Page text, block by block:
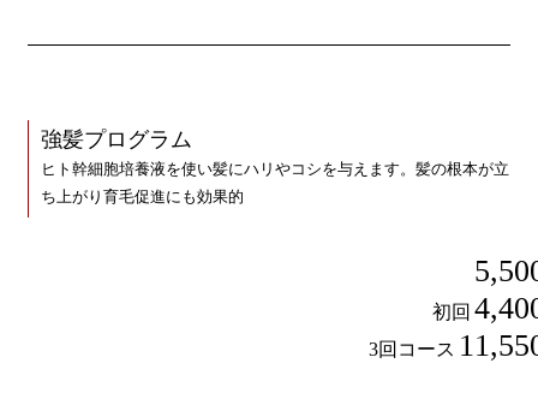
強髪プログラム
ヒト幹細胞培養液を使い髪にハリやコシを与えます。髪の根本が立
ち上がり育毛促進にも効果的
初回
3回コース